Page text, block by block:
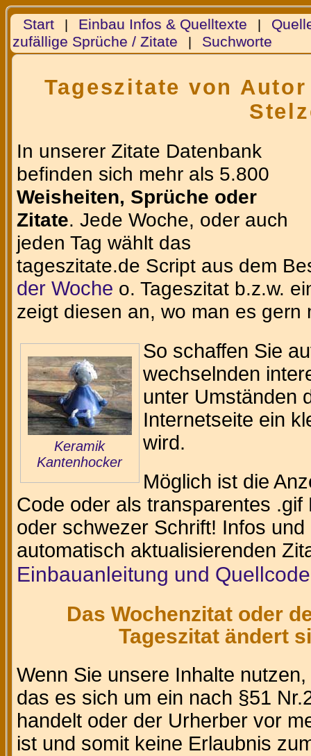
Start| Einbau Infos & Quelltexte |
zufällige Sprüche / Zitate | Suchworte
Tageszitate von
In unserer Zitate Datenbank
befinden sich mehr als 5.800
Weisheiten, Sprüche oder
Zitate. Jede Woche, oder auch
jeden Tag wählt das
tageszitate.de Script aus dem
der Woche o. Tageszitat b.z.w.
zeigt diesen an, wo man es gern
Keramik
Kantenhocker
So schaffen Sie
wechselnden
unter Umständen
Internetseite ein
wird.
Möglich ist die
Code oder als transparentes
oder schwezer Schrift! Infos
automatisch aktualisierenden
Einbauanleitung und Quellcode
Das Wochenzitat oder
Tageszitat ändert
Wenn Sie unsere Inhalte
das es sich um ein nach §51
handelt oder der Urherber vor
ist und somit keine Erlaubnis